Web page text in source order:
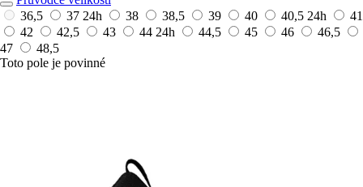
36,5
37 24h 38 38,5 39 40 40,5 24h
41
42
42,5 43 44 24h 44,5 45 46
46,5
47
48,5
Toto pole je povinné